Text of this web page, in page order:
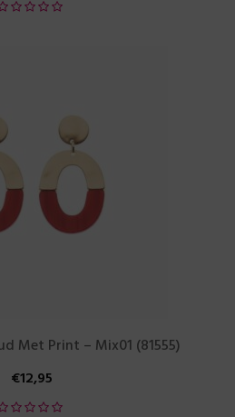
Met Print – Mix01 (81555)
€12,95